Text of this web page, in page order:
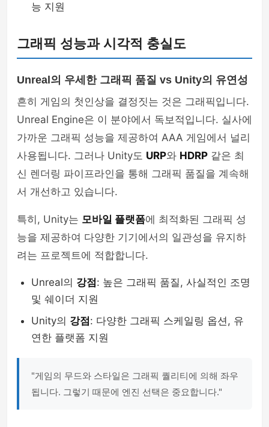
능 지원
그래픽 성능과 시각적 충실도
Unreal의 우세한 그래픽 품질 vs Unity의 유연성
흔히 게임의 첫인상을 결정짓는 것은 그래픽입니다.
Unreal Engine은 이 분야에서 독보적입니다. 실사에
가까운 그래픽 성능을 제공하여 AAA 게임에서 널리
사용됩니다. 그러나 Unity도 URP와 HDRP 같은 최
신 렌더링 파이프라인을 통해 그래픽 품질을 계속해
서 개선하고 있습니다.
특히, Unity는 모바일 플랫폼에 최적화된 그래픽 성
능을 제공하여 다양한 기기에서의 일관성을 유지하
려는 프로젝트에 적합합니다.
Unreal의 강점: 높은 그래픽 품질, 사실적인 조명
및 쉐이더 지원
Unity의 강점: 다양한 그래픽 스케일링 옵션, 유
연한 플랫폼 지원
"게임의 무드와 스타일은 그래픽 퀄리티에 의해 좌우
됩니다. 그렇기 때문에 엔진 선택은 중요합니다."